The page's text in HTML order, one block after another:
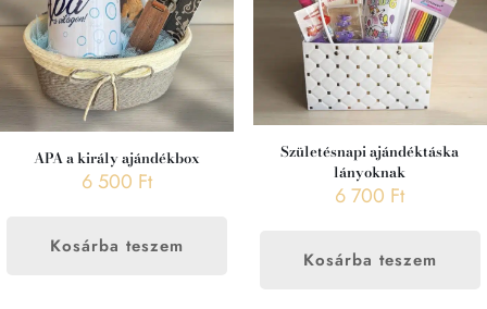
APA a király ajándékbox
6 500 Ft
Kosárba teszem
Születésnapi ajándéktáska
lányoknak
6 700 Ft
Kosárba teszem